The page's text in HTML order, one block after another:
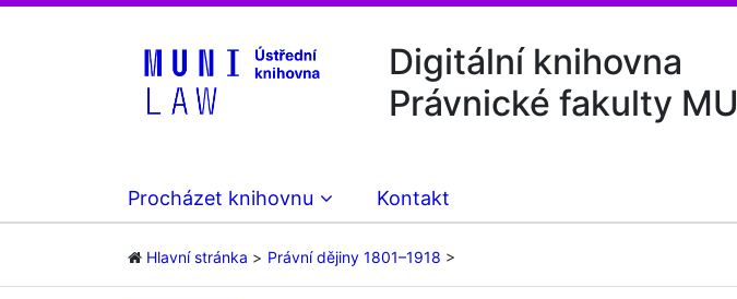
Digitální knihovna
Právnické fakulty MU
Procházet knihovnu Kontakt
Hlavní stránka Právní dějiny 1801–1918